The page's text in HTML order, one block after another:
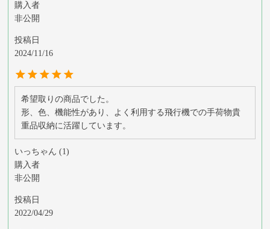
購入者
非公開
投稿日
2024/11/16
希望取りの商品でした。
形、色、機能性があり、よく利用する飛行機での手荷物貴
重品収納に活躍しています。
いっちゃん
1
購入者
非公開
投稿日
2022/04/29